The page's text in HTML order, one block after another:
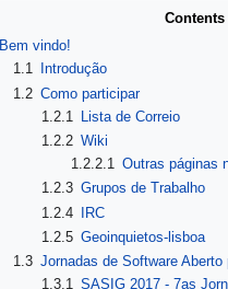
Contents
Bem vindo!
1.1
Introdução
1.2 Como participar
1.2.1
Lista de Correio
1.2.2 Wiki
1.2.2.1 Outras páginas
1.2.3 Grupos de Trabalho
1.2.4
IRC
1.2.5 Geoinquietos-lisboa
1.3 Jornadas de Software Aberto
1.3.1 SASIG 2017 - 7as